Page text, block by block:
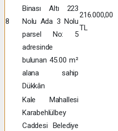
8
Binası Altı 223
Nolu Ada 3 Nolu
parsel No: 5
adresinde
bulunan 45.00 m²
alana sahip
Dükkân
216.000,00
TL
Kale Mahallesi
Karabehlülbey
Caddesi Belediye